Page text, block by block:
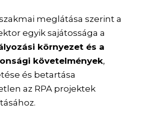
meglátása szerint a
egyik sajátossága a
környezet és a
követelmények,
és betartása
az RPA projektek